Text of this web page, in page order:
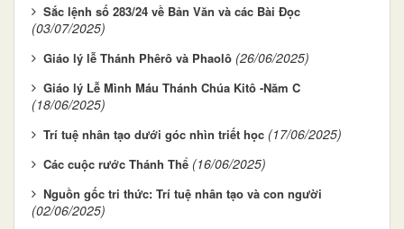
Sắc lệnh số 283/24 về Bản Văn và các Bài Đọc
(03/07/2025)
Giáo lý lễ Thánh Phêrô và Phaolô (26/06/2025)
Giáo lý Lễ Mình Máu Thánh Chúa Kitô -Năm C
(18/06/2025)
Trí tuệ nhân tạo dưới góc nhìn triết học (17/06/2025)
Các cuộc rước Thánh Thể (16/06/2025)
Nguồn gốc tri thức: Trí tuệ nhân tạo và con người
(02/06/2025)